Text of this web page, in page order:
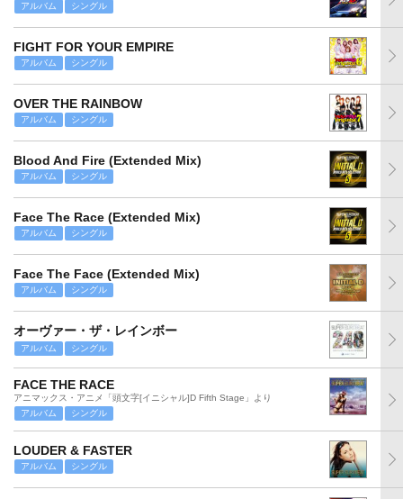
アルバム シングル
FIGHT FOR YOUR EMPIRE
アルバム シングル
OVER THE RAINBOW
アルバム シングル
Blood And Fire (Extended Mix)
アルバム シングル
Face The Race (Extended Mix)
アルバム シングル
Face The Face (Extended Mix)
アルバム シングル
オーヴァー・ザ・レインボー
アルバム シングル
FACE THE RACE
アニマックス・アニメ「頭文字[イニシャル]D Fifth Stage」より
アルバム
シングル
LOUDER & FASTER
アルバム シングル